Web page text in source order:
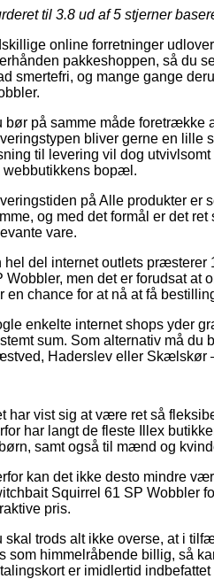
til 3.8 ud af 5 stjerner
online forretninger
pakkeshoppen, så du
smertefri, og mange gange
bør på samme måde foretrække
bliver gerne en lille
til levering vil dog
webbutikkens bopæl.
på Alle produkter er
og med det formål er det
vare.
hel del internet outlets præsterer
Wobbler, men det er forudsat at
en chance for at nå at få
enkelte internet shops yder
sum. Som alternativ må du
Haderslev eller Skælskør
har vist sig at være ret så
har langt de fleste Illex
samt også til mænd og
kan det ikke desto mindre
Squirrel 61 SP Wobbler
pris.
skal trods alt ikke overse, at i
som himmelråbende billig, så
er imidlertid